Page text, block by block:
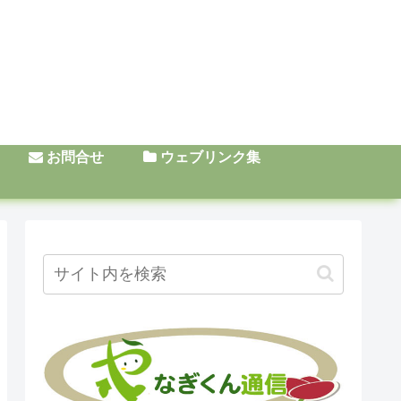
お問合せ ウェブリンク集